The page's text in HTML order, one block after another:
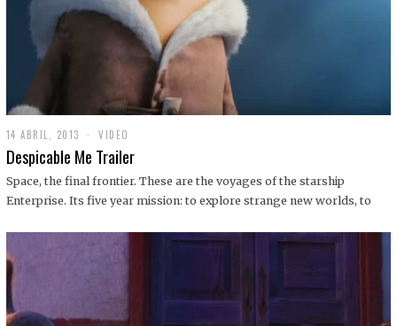
14 ABRIL, 2013
9
D
C
I
1
VIDEO
Despicable Me Trailer
Space, the final frontier. These are the voyages of the starship
Enterprise. Its five year mission: to explore strange new worlds, to